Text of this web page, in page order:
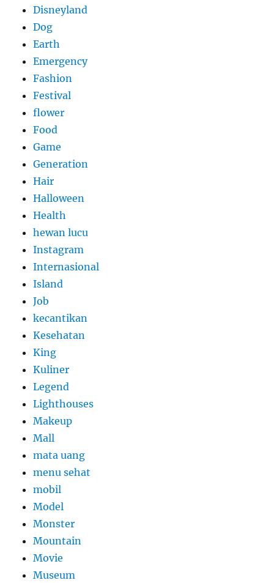
Disneyland
Dog
Earth
Emergency
Fashion
Festival
flower
Food
Game
Generation
Hair
Halloween
Health
hewan lucu
Instagram
Internasional
Island
Job
kecantikan
Kesehatan
King
Kuliner
Legend
Lighthouses
Makeup
Mall
mata uang
menu sehat
mobil
Model
Monster
Mountain
Movie
Museum